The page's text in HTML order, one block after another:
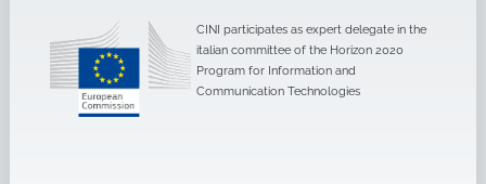
CINI participates as expert delegate in the
italian committee of the Horizon 2020
Program for Information and
Communication Technologies